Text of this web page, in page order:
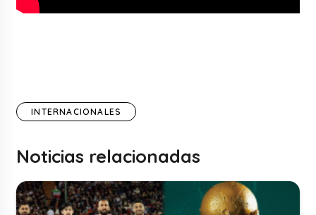
INTERNACIONALES
Noticias relacionadas